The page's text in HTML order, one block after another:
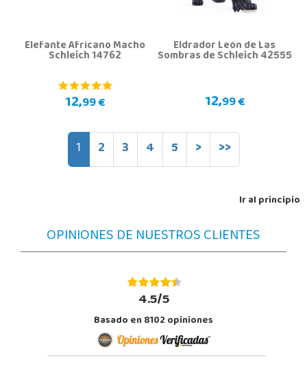
Elefante Africano Macho
Schleich 14762
12,99 €
Eldrador León de Las
Sombras de Schleich 42555
12,99 €
1 2 3 4 5 > >>
Ir al principio
OPINIONES DE NUESTROS CLIENTES
4.5/5
Basado en 8102 opiniones